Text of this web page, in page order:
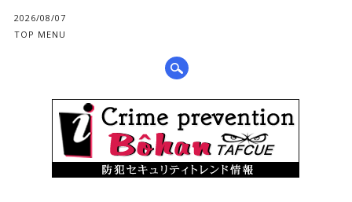
2026/08/07
TOP MENU